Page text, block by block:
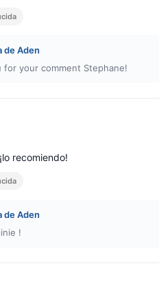
de Aden
for your comment Stephane!
recomiendo!
de Aden
!